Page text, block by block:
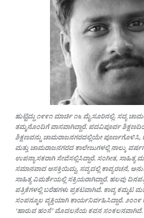
ಹುಟ್ಟಿದ್ದು ೧೯೯೧ ಮಾರ್ಚಿ ೧೬ ಮೈಸೂರಿನಲ್ಲಿ. ಸದ್ಯ
ತಮ್ಮನೊಂದಿಗೆ ವಾಸವಾಗಿದ್ದಾರೆ. ಪದವಿಪೂರ್ವ
ಶಿಕ್ಷಣವನ್ನು ಚಾಮರಾಜನಗರದಲ್ಲಿಯೇ ಪೂರ್ಣಗೊಳಿಸಿ,
ಮತ್ತು ಚಾಮರಾಜನಗರದ ಕಾಲೇಜುಗಳಲ್ಲಿ ನಾಲ್ಕು
ಉಪನ್ಯಾಸಕರಾಗಿ ಸೇವೆಸಲ್ಲಿಸಿದ್ದಾರೆ. ಸಂಗೀತ, ಸಾಹಿತ್ಯ
ಸಮಾನವಾದ ಆಸಕ್ತಿಯಿದ್ದು, ಸದ್ಯದಲ್ಲಿ ಕಾವ್ಯರಚನೆ,
ಸಾಹಿತ್ಯ ವಿಮರ್ಶೆಯಲ್ಲಿ ಸಕ್ರಿಯರಾಗಿದ್ದಾರೆ. ಹಲವು
ಪತ್ರಿಕೆಗಳಲ್ಲಿ ಬರೆಹಗಳು ಪ್ರಕಟವಾಗಿವೆ. ಕಾವ್ಯ ಕಮ್ಮಟ
ಸಂಪನ್ಮೂಲ ವ್ಯಕ್ತಿಯಾಗಿ ಕಾರ್ಯನಿರ್ವಹಿಸಿದ್ದಾರೆ. ೨೦೧೯
‘ಹಾರುವ ಹಂಸೆ’ ಮೊದಲನೆಯ ಕವನ ಸಂಕಲನವಾಗಿದೆ.